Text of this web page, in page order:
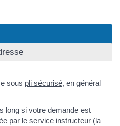
sous pli sécurisé, en général
long si votre demande est
par le service instructeur (la